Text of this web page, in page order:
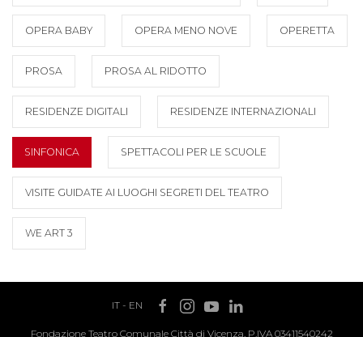
OPERA BABY OPERA MENO NOVE OPERETTA
PROSA PROSA AL RIDOTTO
RESIDENZE DIGITALI RESIDENZE INTERNAZIONALI
SINFONICA SPETTACOLI PER LE SCUOLE
VISITE GUIDATE AI LUOGHI SEGRETI DEL TEATRO
WE ART 3
IT- EN
Fondazione Teatro Comunale Città di Vicenza, P.IVA 03411540242